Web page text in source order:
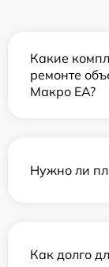
Какие
ремонте
Макро ЕА?
Нужно ли
Как долго